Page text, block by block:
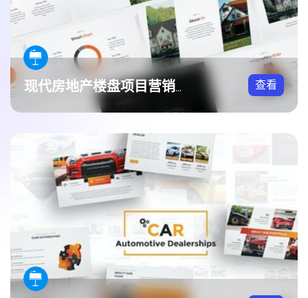
现代房地产楼盘项目营销Keynote模板 查看